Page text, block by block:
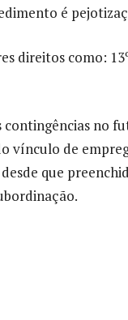
é
direitos como:
no
vínculo de
que